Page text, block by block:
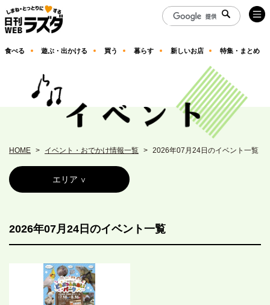
食べる 遊ぶ・出かける 買う 暮らす 新しいお店 特集・まとめ
HOME イベント・おでかけ情報一覧 2026年07月24日のイベント一覧
エリア
2026年07月24日のイベント一覧